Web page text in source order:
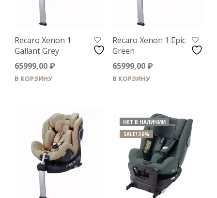
Recaro Xenon 1
Gallant Grey
65999,00₽
В КОРЗИНУ
Recaro Xenon 1 Epic
Green
65999,00₽
В КОРЗИНУ
НЕТ В НАЛИЧИИ
SALE! 36%